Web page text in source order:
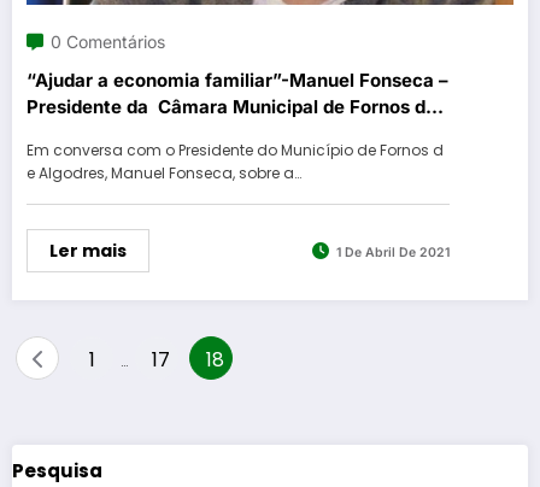
0 Comentários
“Ajudar a economia familiar”-Manuel Fonseca –
Presidente da Câmara Municipal de Fornos de
Em conversa com o Presidente do Município de Fornos d
e Algodres, Manuel Fonseca, sobre a…
Ler mais 1 De Abril De 2021
Paginação
1 … 17 18
Pesquisa